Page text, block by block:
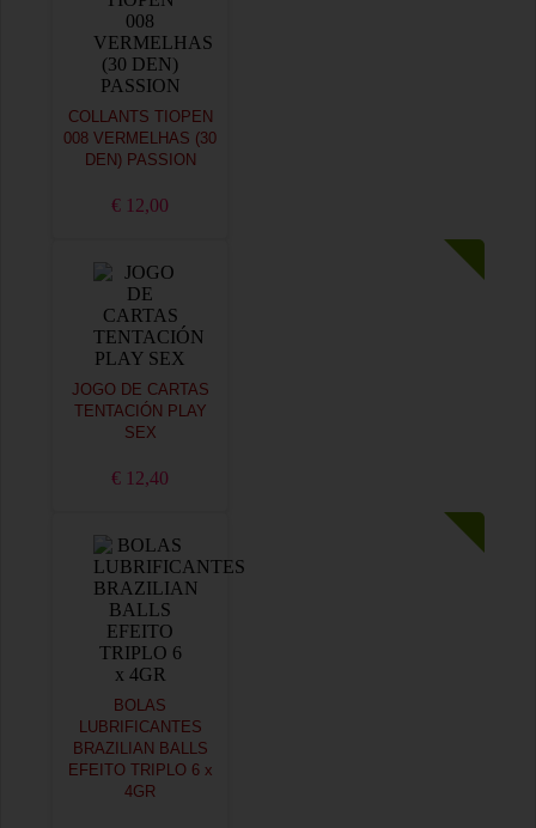
COLLANTS TIOPEN
008 VERMELHAS (30
DEN) PASSION
€ 12,00
JOGO DE CARTAS
TENTACIÓN PLAY
SEX
€ 12,40
BOLAS
LUBRIFICANTES
BRAZILIAN BALLS
EFEITO TRIPLO 6 x
4GR